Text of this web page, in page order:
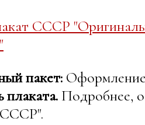
СССР
пакет: Оформление
плаката. Подробнее,